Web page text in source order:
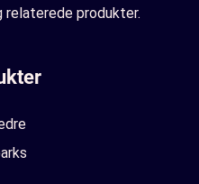
produkter.